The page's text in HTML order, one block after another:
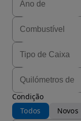
Condição
Todos
Novos